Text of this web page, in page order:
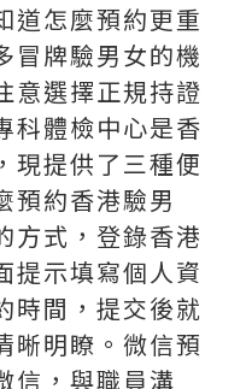
道怎麼預約更重
冒牌驗男女的機
意選擇正規持證
科體檢中心是香
現提供了三種便
預約香港驗男
方式，登錄香港
提示填寫個人資
時間，提交後就
晰明瞭。微信預
信，與職員溝